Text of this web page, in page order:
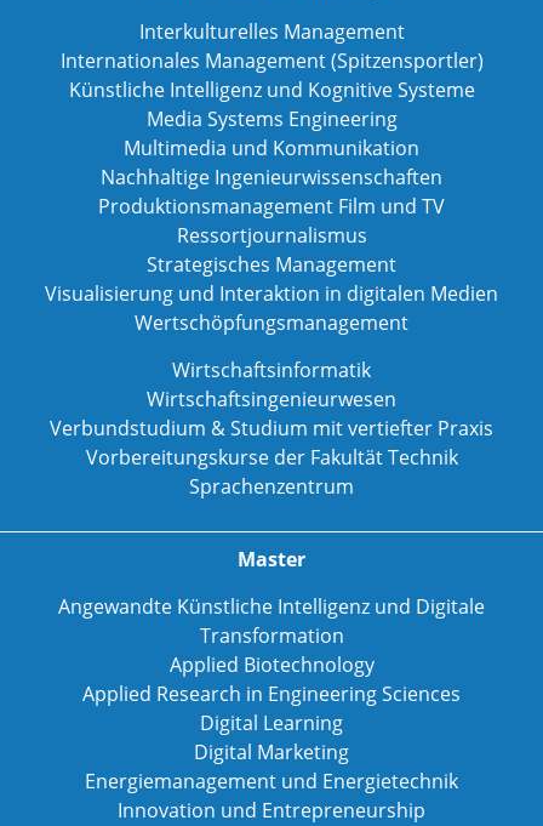
Interkulturelles Management
Internationales Management (Spitzensportler)
Künstliche Intelligenz und Kognitive Systeme
Media Systems Engineering
Multimedia und Kommunikation
Nachhaltige Ingenieurwissenschaften
Produktionsmanagement Film und TV
Ressortjournalismus
Strategisches Management
Visualisierung und Interaktion in digitalen Medien
Wertschöpfungsmanagement
Wirtschaftsinformatik
Wirtschaftsingenieurwesen
Verbundstudium & Studium mit vertiefter Praxis
Vorbereitungskurse der Fakultät Technik
Sprachenzentrum
Master
Angewandte Künstliche Intelligenz und Digitale
Transformation
Applied Biotechnology
Applied Research in Engineering Sciences
Digital Learning
Digital Marketing
Energiemanagement und Energietechnik
Innovation und Entrepreneurship